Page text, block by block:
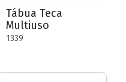
Tábua Teca
Multiuso
1339